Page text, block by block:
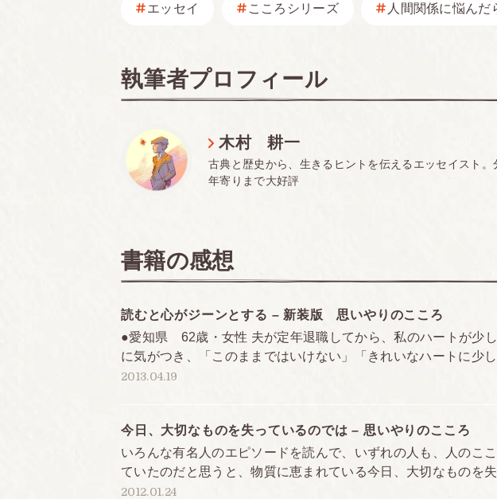
エッセイ こころシリーズ 人間関係に悩んだ
執筆者プロフィール
木村 耕一
古典と歴史から、生きるヒントを伝えるエッセイスト
年寄りまで大好評
書籍の感想
読むと心がジーンとする – 新装版 思いやりのこころ
●愛知県 62歳・女性 夫が定年退職してから、私のハートが少
に気がつき、「このままではいけない」「きれいなハートに少
2013.04.19
今日、大切なものを失っているのでは – 思いやりのこころ
いろんな有名人のエピソードを読んで、いずれの人も、人のこ
ていたのだと思うと、物質に恵まれている今日、大切なものを
2012.01.24